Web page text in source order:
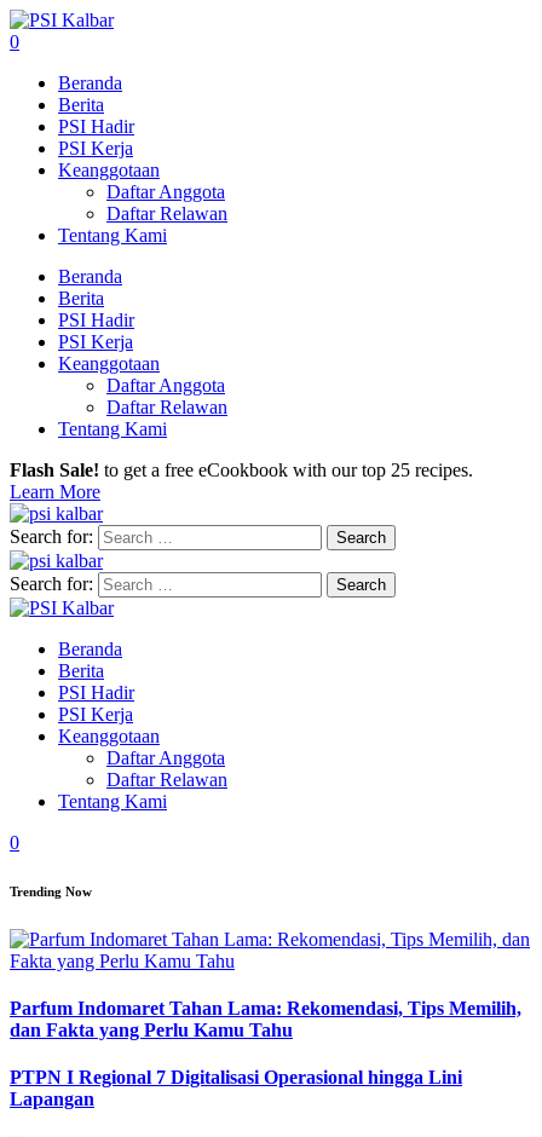
0
Beranda
Berita
PSI Hadir
PSI Kerja
Keanggotaan
Daftar Anggota
Daftar Relawan
Tentang Kami
Beranda
Berita
PSI Hadir
PSI Kerja
Keanggotaan
Daftar Anggota
Daftar Relawan
Tentang Kami
Flash Sale! to get a free eCookbook with our top 25 recipes.
Learn More
Search for:
Search for:
Beranda
Berita
PSI Hadir
PSI Kerja
Keanggotaan
Daftar Anggota
Daftar Relawan
Tentang Kami
0
Trending Now
Parfum Indomaret Tahan Lama: Rekomendasi, Tips Memilih,
dan Fakta yang Perlu Kamu Tahu
PTPN I Regional 7 Digitalisasi Operasional hingga Lini
Lapangan